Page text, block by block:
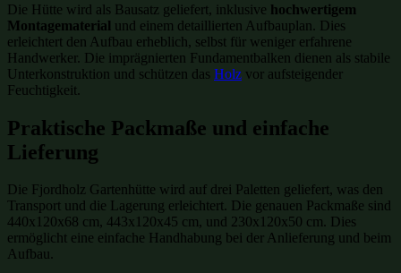
Die Hütte wird als Bausatz geliefert, inklusive hochwertigem
Montagematerial und einem detaillierten Aufbauplan. Dies
erleichtert den Aufbau erheblich, selbst für weniger erfahrene
Handwerker. Die imprägnierten Fundamentbalken dienen als stabile
Unterkonstruktion und schützen das Holz vor aufsteigender
Feuchtigkeit.
Praktische Packmaße und einfache
Lieferung
Die Fjordholz Gartenhütte wird auf drei Paletten geliefert, was den
Transport und die Lagerung erleichtert. Die genauen Packmaße sind
440x120x68 cm, 443x120x45 cm, und 230x120x50 cm. Dies
ermöglicht eine einfache Handhabung bei der Anlieferung und beim
Aufbau.